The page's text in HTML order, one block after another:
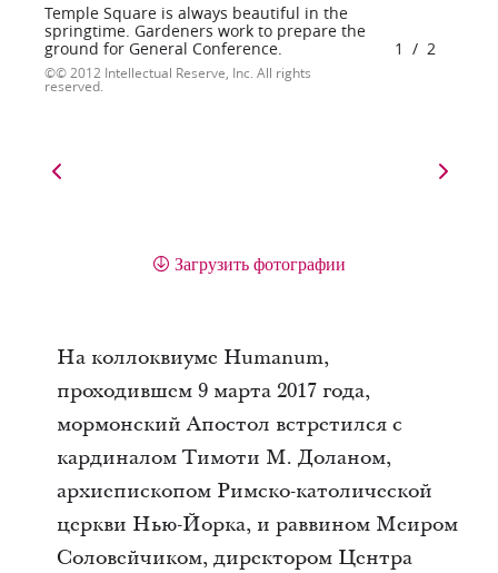
Temple Square is always beautiful in the
springtime. Gardeners work to prepare the
ground for General Conference.
© 2012 Intellectual Reserve, Inc. All rights
reserved.
1 / 2
Загрузить фотографии
На коллоквиуме Humanum,
проходившем 9 марта 2017 года,
мормонский Апостол встретился с
кардиналом Тимоти М. Доланом,
архиепископом Римско-католической
церкви Нью-Йорка, и раввином Меиром
Соловейчиком, директором Центра